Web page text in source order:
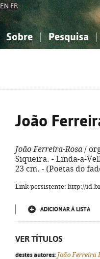
EN FR
Sobre Pesquisa
João
João Ferreira-Rosa /
Siqueira. - Linda-a-
23 cm. - (Poetas do
Link persistente: http://
ADICIONAR À LISTA
VER TÍTULOS
destes autores: João Ferreira